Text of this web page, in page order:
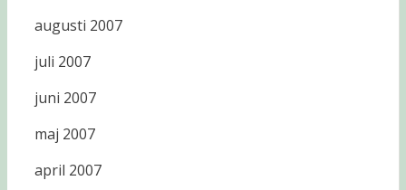
augusti 2007
juli 2007
juni 2007
maj 2007
april 2007